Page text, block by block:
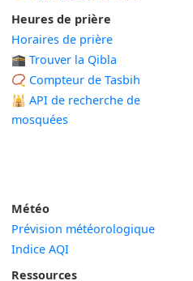
Heures de prière
Horaires de prière
🕋 Trouver la Qibla
📿 Compteur de Tasbih
🕌 API de recherche de
mosquées
Météo
Prévision météorologique
Indice AQI
Ressources